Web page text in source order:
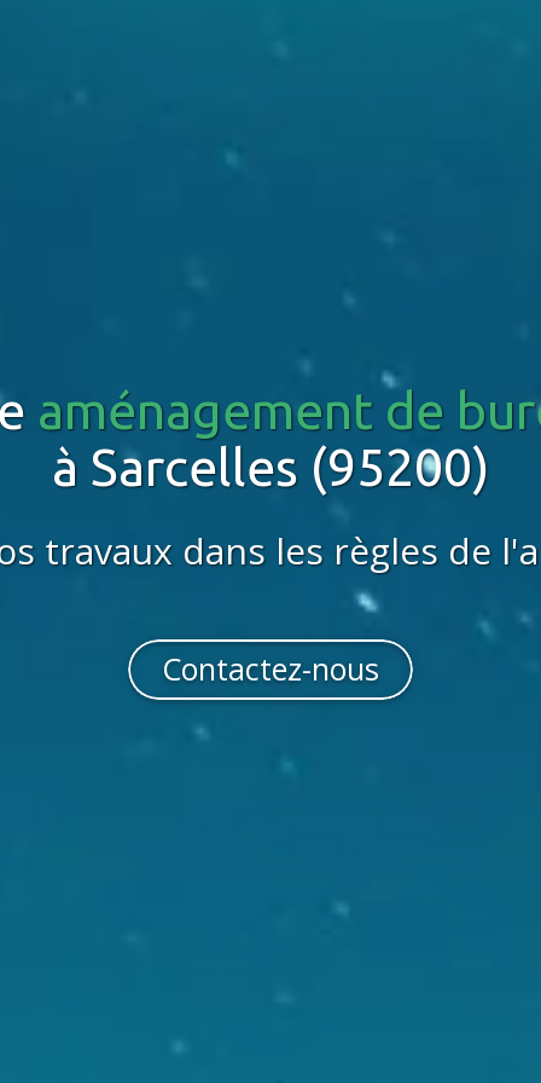
aménagement de
à Sarcelles (95200)
travaux dans les règles de
Contactez-nous